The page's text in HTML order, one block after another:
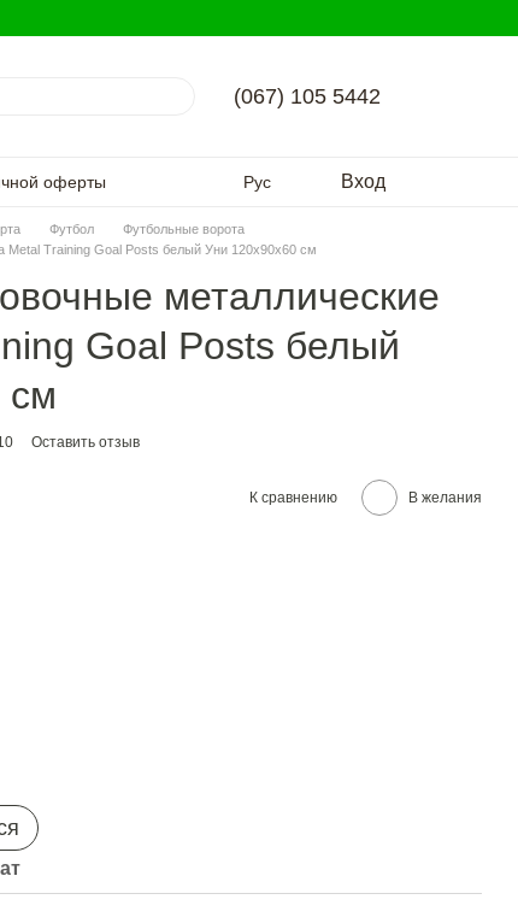
(067) 105 5442
оферты
Рус Вход
Футбол
Футбольные ворота
Metal Training Goal Posts белый Уни 120х90х60 см
металлические
Goal Posts белый
см
Оставить отзыв
К сравнению В желания